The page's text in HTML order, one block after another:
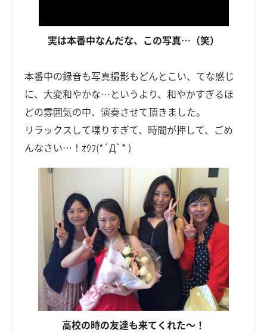
実は本番中なんだな、この写真…（笑）
本番中の録音も写真撮影もどんとこい、てな感じ
に、大変和やかな…というより、和やかすぎるほ
どの雰囲気の中、演奏させて頂きました。
リラックスして喋りすぎて、時間が押して、ごめ
んなさい…！ｵｳﾌ(*´Д`* )
高校の時の友達も来てくれた～！